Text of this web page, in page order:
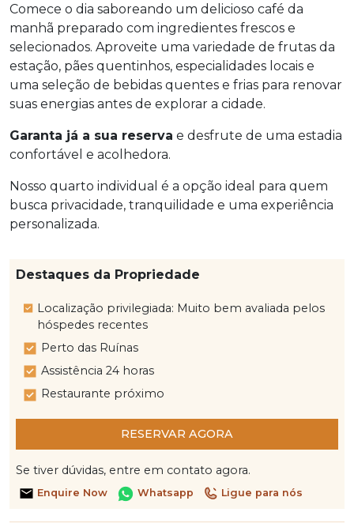
Comece o dia saboreando um delicioso café da
manhã preparado com ingredientes frescos e
selecionados. Aproveite uma variedade de frutas da
estação, pães quentinhos, especialidades locais e
uma seleção de bebidas quentes e frias para renovar
suas energias antes de explorar a cidade.
Garanta já a sua reserva e desfrute de uma estadia
confortável e acolhedora.
Nosso quarto individual é a opção ideal para quem
busca privacidade, tranquilidade e uma experiência
personalizada.
Destaques da Propriedade
Localização privilegiada: Muito bem avaliada pelos
hóspedes recentes
Perto das Ruínas
Assistência 24 horas
Restaurante próximo
RESERVAR AGORA
Se tiver dúvidas, entre em contato agora.
Enquire Now Whatsapp Ligue para nós